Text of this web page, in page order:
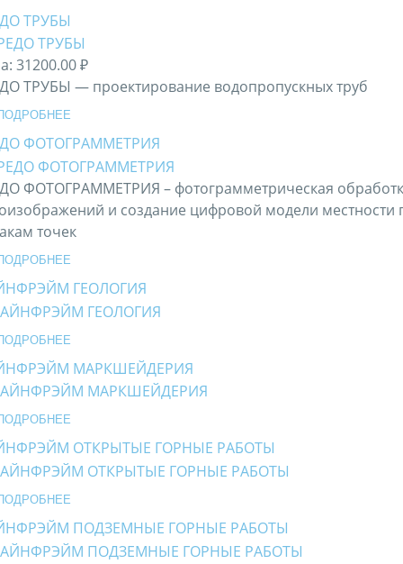
ТРУБЫ
31200.00 ₽
ТРУБЫ — проектирование водопропускных труб
ФОТОГРАММЕТРИЯ
ФОТОГРАММЕТРИЯ – фотограмметрическая
и создание цифровой модели местности
точек
ГЕОЛОГИЯ
МАРКШЕЙДЕРИЯ
ОТКРЫТЫЕ ГОРНЫЕ РАБОТЫ
ПОДЗЕМНЫЕ ГОРНЫЕ РАБОТЫ